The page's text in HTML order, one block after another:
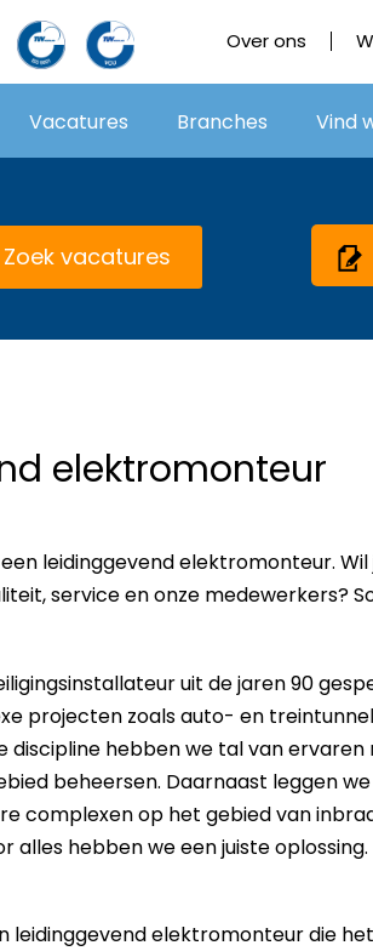
Over ons
Vacatures Branches Vind
elektromonteur
leidinggevend elektromonteur.
service en onze medewerkers?
uit de jaren 90
projecten zoals auto- en
discipline hebben we tal van
beheersen. Daarnaast leggen
complexen op het gebied van
alles hebben we een juiste oplossing.
leidinggevend elektromonteur die